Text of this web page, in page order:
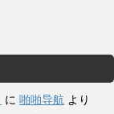
に 啪啪导航 より